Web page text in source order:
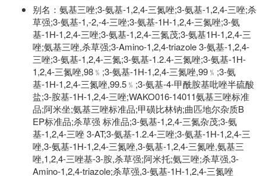
别名： 氨基三唑;3-氨基-1,2,4-三氮唑;3-氨基-1,2,4-三唑;杀
草强;3-氨基-1,-2,-4-三唑;3-氨基-1H-1,2,4-三氮唑;3-氨
基-1H-1,2,4-三唑;3-氨基-1,2,4-三氮茂;3-氨基1H-1,2,4-三
唑;氨基三唑,杀草强;3-Amino-1,2,4-triazole 3-氨基-1,2,4-
三唑;3-氨基-1,2,4-三氮;3-氨基-1.2.4-三氮唑;3-氨基-1H-
1,2,4-三氮唑,98﹪;3-氨基-1H-1,2,4-三氮唑,99﹪;3-氨
基-1H-1,2,4-三氮唑,99.5﹪;3-氨基-4-甲酰胺基吡唑半硫酸
盐;3-胺基-1H-1,2,4-三唑;WAKO016-14011氨基三唑标准
品;阿米坐;氨基三唑标准品;甲磺比林钠;曲匹地尔杂质B
EP标准品;杀草强 标准品;3-氨基-1,2,4-三氮杂茂;3-氨
基-1,2,4-三唑 3-AT;3-氨基-1.2.4-三唑;3-氨基-1H-1,2,4-三
唑,3-氨基-1H-1,2,4-三氮唑,3-氨基-1,2,4-三氮唑,氨基三
唑,1,2,4-三唑基-3-胺,杀草强;阿米托;氨三唑;杀草强,3-
Amino-1,2,4-triazole;杀草强,3-氨基-1H-1,2,4-三氮唑